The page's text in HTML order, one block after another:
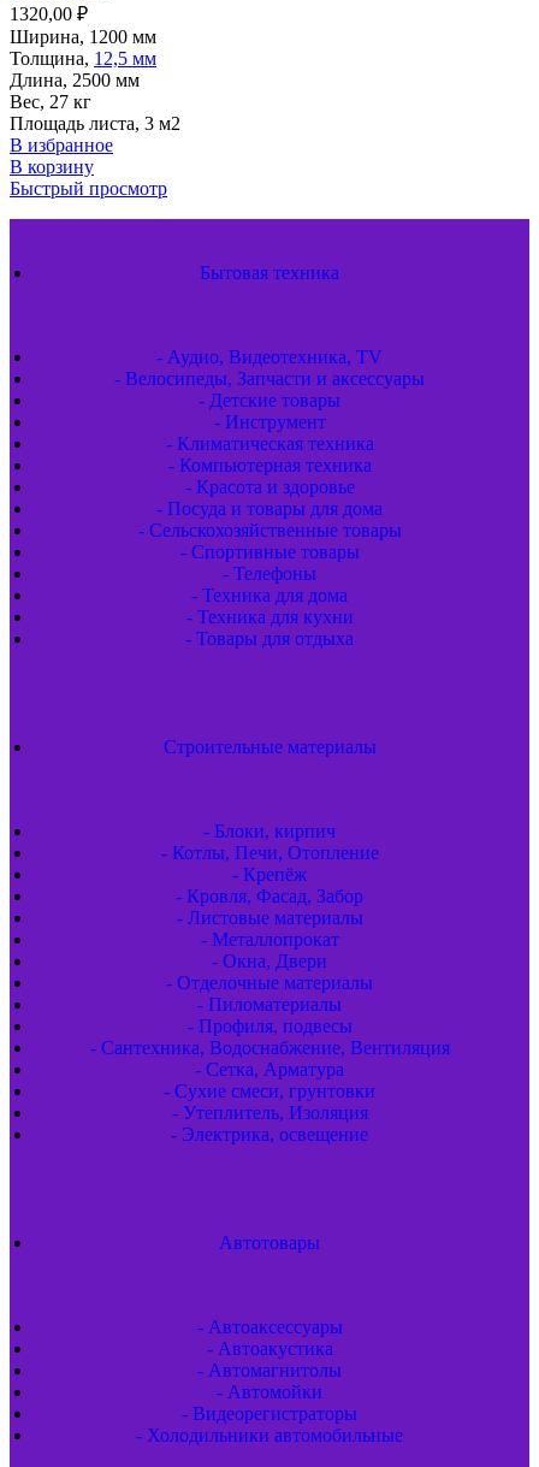
1320,00 ₽
Ширина, 1200 мм
Толщина, 12,5 мм
Длина, 2500 мм
Вес, 27 кг
Площадь листа, 3 м2
В избранное
В корзину
Быстрый просмотр
Бытовая техника
- Аудио, Видеотехника, TV
- Велосипеды, Запчасти и аксессуары
- Детские товары
- Инструмент
- Климатическая техника
- Компьютерная техника
- Красота и здоровье
- Посуда и товары для дома
- Сельскохозяйственные товары
- Спортивные товары
- Телефоны
- Техника для дома
- Техника для кухни
- Товары для отдыха
Строительные материалы
- Блоки, кирпич
- Котлы, Печи, Отопление
- Крепёж
- Кровля, Фасад, Забор
- Листовые материалы
- Металлопрокат
- Окна, Двери
- Отделочные материалы
- Пиломатериалы
- Профиля, подвесы
- Сантехника, Водоснабжение, Вентиляция
- Сетка, Арматура
- Сухие смеси, грунтовки
- Утеплитель, Изоляция
- Электрика, освещение
Автотовары
- Автоаксессуары
- Автоакустика
- Автомагнитолы
- Автомойки
- Видеорегистраторы
- Холодильники автомобильные